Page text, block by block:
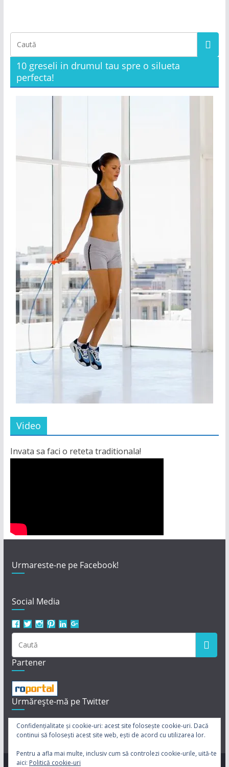
10 greseli in drumul tau spre o silueta
perfecta!
Video
Invata sa faci o reteta traditionala!
Urmareste-ne pe Facebook!
Social Media
Vezi
profilul
pe
Facebook
Vezi
profilul
pe
Twitter
Vezi
profilul
Instagram
Vezi
profilul
Pinterest
Vezi
profilul
pe
profilul
Google+
Partener
Urmărește-mă pe Twitter
Twiturile mele
Confidențialitate și cookie-uri: acest site folosește cookie-uri. Dacă
continui să folosești acest site web, ești de acord cu utilizarea lor.
Pentru a afla mai multe, inclusiv cum să controlezi cookie-urile, uită-te
aici: Politică cookie-uri